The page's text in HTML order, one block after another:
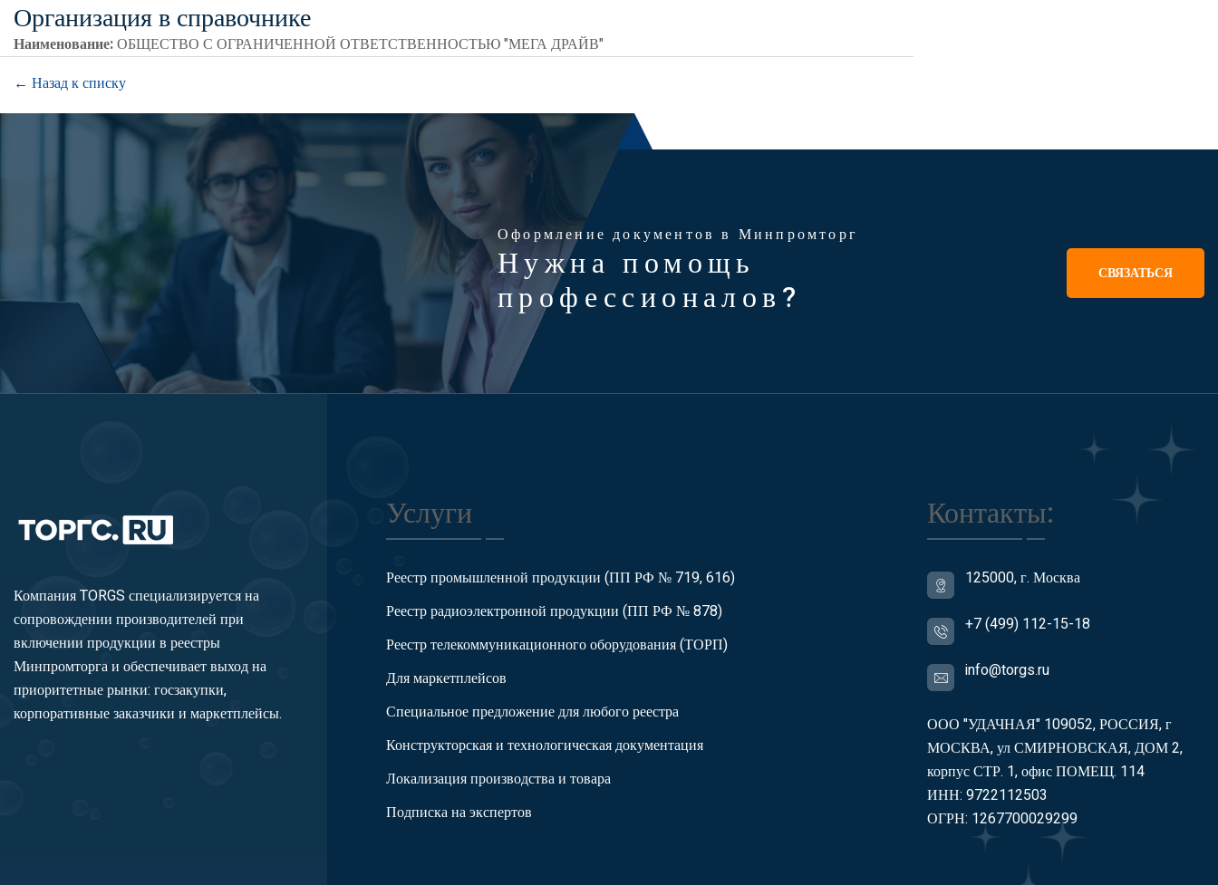
Организация в справочнике
Наименование:ОБЩЕСТВО С ОГРАНИЧЕННОЙ ОТВЕТСТВЕННОСТЬЮ "МЕГА ДРАЙВ"
← Назад к списку
Оформление документов в Минпромторг
Нужна помощь
профессионалов?
СВЯЗАТЬСЯ
Компания TORGS специализируется на
сопровождении производителей при
включении продукции в реестры
Минпромторга и обеспечивает выход на
приоритетные рынки: госзакупки,
корпоративные заказчики и маркетплейсы.
Услуги
Реестр промышленной продукции (ПП РФ № 719, 616)
Реестр радиоэлектронной продукции (ПП РФ № 878)
Реестр телекоммуникационного оборудования (ТОРП)
Для маркетплейсов
Специальное предложение для любого реестра
Конструкторская и технологическая документация
Локализация производства и товара
Подписка на экспертов
Контакты:
125000, г. Москва
+7 (499) 112-15-18
info@torgs.ru
ООО "УДАЧНАЯ" 109052, РОССИЯ, г
МОСКВА, ул СМИРНОВСКАЯ, ДОМ 2,
корпус СТР. 1, офис ПОМЕЩ. 114
ИНН: 9722112503
ОГРН: 1267700029299